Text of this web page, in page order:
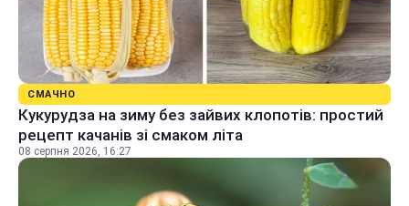
СМАЧНО
Кукурудза на зиму без зайвих клопотів: простий
рецепт качанів зі смаком літа
08 серпня 2026, 16:27